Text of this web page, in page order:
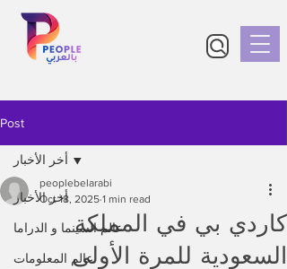
Post
أخر الأخبار
عالم السينما و الدراما
عالم المعلومات
أخر الأخبار
كاردي بي في المملكة
السعودية للمرة الأولى
peoplebelarabi
Oct 18, 2025 1 min read